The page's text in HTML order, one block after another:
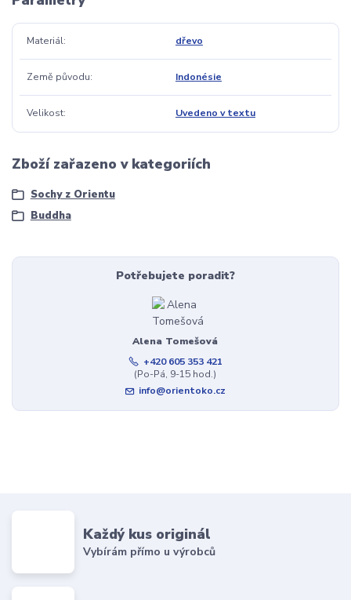
Materiál dřevo
Země původu Indonésie
Velikost Uvedeno v textu
Zboží zařazeno v kategoriích
Sochy z Orientu
Buddha
Potřebujete poradit?
Alena Tomešová
+420 605 353 421
(Po-Pá, 9-15 hod.)
info@orientoko.cz
Každý kus originál
Vybírám přímo u výrobců